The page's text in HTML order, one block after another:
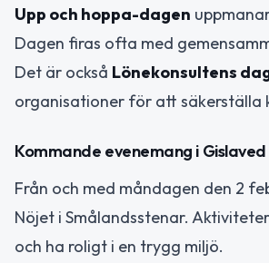
Upp och hoppa-dagen
Dagen firas ofta med
Det är också Lönekonsultens
organisationer för att säkerställa
Kommande evenemang i Gislaved
Från och med måndagen den 2
Nöjet i Smålandsstenar.
och ha roligt i en trygg miljö.